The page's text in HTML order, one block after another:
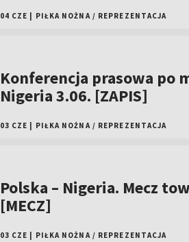
04 CZE PIŁKA NOŻNA / REPREZENTACJA
Konferencja prasowa po
Nigeria 3.06. [ZAPIS]
03 CZE PIŁKA NOŻNA / REPREZENTACJA
Polska – Nigeria. Mecz
[MECZ]
03 CZE PIŁKA NOŻNA / REPREZENTACJA